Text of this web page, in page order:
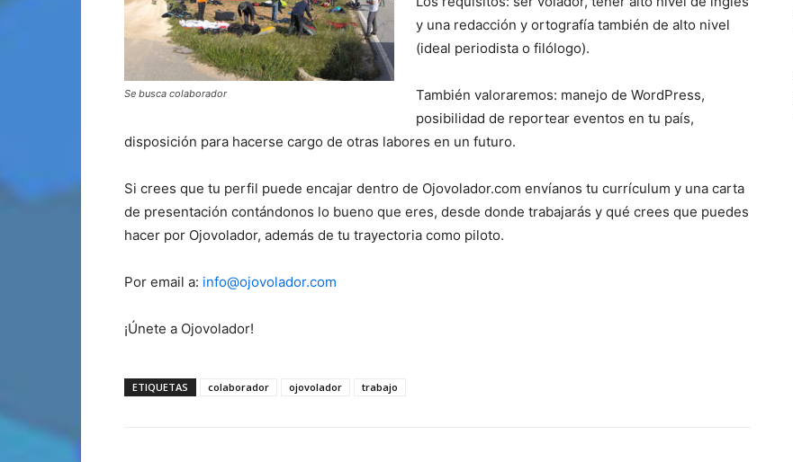
Se busca colaborador
y una redacción y ortografía también de alto nivel
(ideal periodista o filólogo).
También valoraremos: manejo de WordPress,
posibilidad de reportear eventos en tu país,
disposición para hacerse cargo de otras labores en un futuro.
Si crees que tu perfil puede encajar dentro de Ojovolador.com envíanos tu currículum y una carta
de presentación contándonos lo bueno que eres, desde donde trabajarás y qué crees que puedes
hacer por Ojovolador, además de tu trayectoria como piloto.
Por email a: info@ojovolador.com
¡Únete a Ojovolador!
ETIQUETAS colaborador ojovolador trabajo